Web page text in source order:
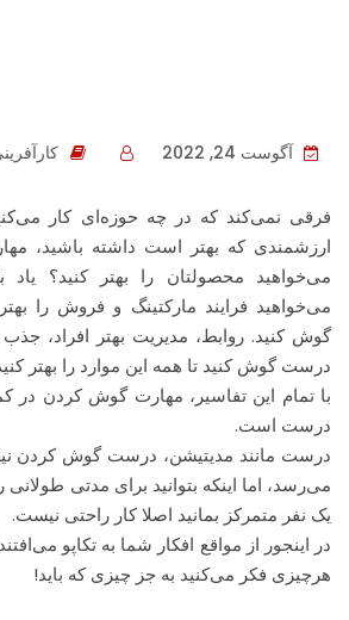
آگوست 24, 2022
فرقی نمی‌کند که در چه حوزه‌ای کار
ارزشمندی که بهتر است داشته باشید،
می‌خواهید محصولتان را بهتر کنید؟
می‌خواهید فرایند مارکتینگ و فروش را بهتر
گوش کنید. روابط، مدیریت بهتر افراد، جذب
درست گوش کنید تا همه این موارد را بهتر
با تمام این تفاسیر، مهارت گوش کردن در
درست است.
درست مانند مدیتیشن، درست گوش کردن نیز
می‌رسد، اما اینکه بتوانید برای مدتی
یک نفر متمرکز بمانید اصلا کار راحتی نیست.
در اینجور از مواقع افکار شما به تکاپو
هرچیزی فکر می‌کنید به جز چیزی که باید!